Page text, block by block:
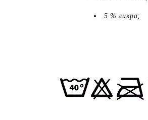
5 % ликра;